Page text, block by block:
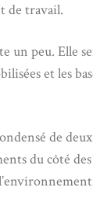
de travail.
un peu. Elle
et les
de
du côté